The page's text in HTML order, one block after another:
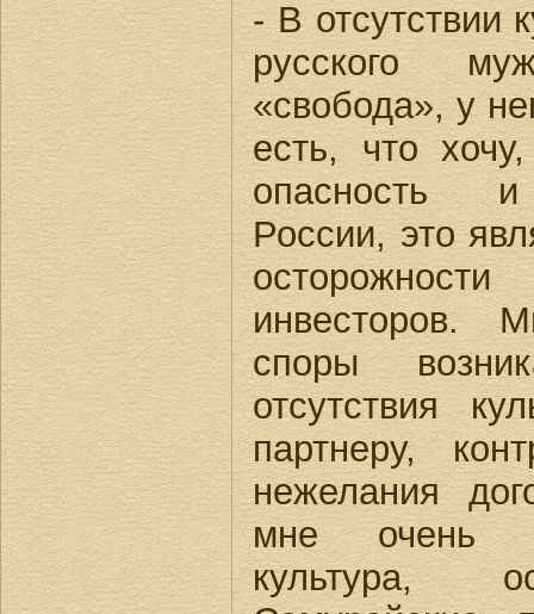
- В отсутствии
русского
«свобода», у
есть, что
опасность и
России, это
инвесторов.
споры
отсутствия
партнеру,
нежелания
мне очень
культура,